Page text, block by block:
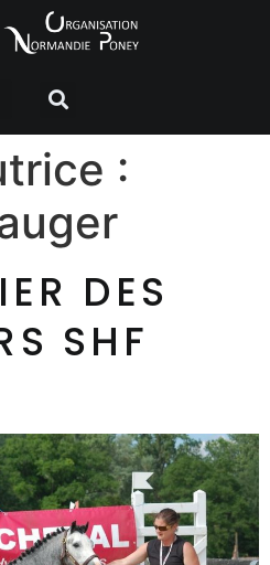
:
DES
SHF